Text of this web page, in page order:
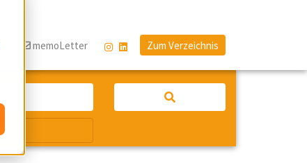
memoLetter Zum Verzeichnis